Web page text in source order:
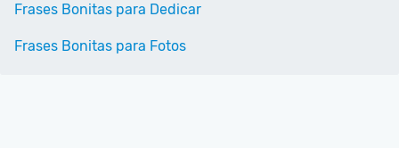
Frases Bonitas para Dedicar
Frases Bonitas para Fotos